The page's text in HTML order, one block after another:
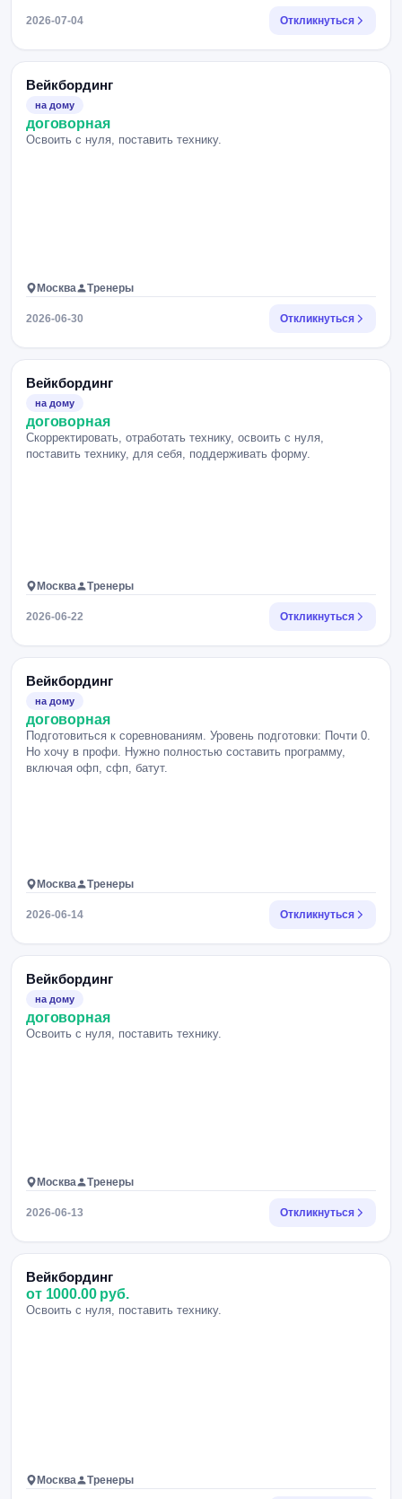
2026-07-04 Откликнуться
Вейкбординг
на дому
договорная
Освоить с нуля, поставить технику.
Москва Тренеры
2026-06-30 Откликнуться
Вейкбординг
на дому
договорная
Скорректировать, отработать технику, освоить с нуля,
поставить технику, для себя, поддерживать форму.
Москва Тренеры
2026-06-22 Откликнуться
Вейкбординг
на дому
договорная
Подготовиться к соревнованиям. Уровень подготовки: Почти 0.
Но хочу в профи. Нужно полностью составить программу,
включая офп, сфп, батут.
Москва Тренеры
2026-06-14 Откликнуться
Вейкбординг
на дому
договорная
Освоить с нуля, поставить технику.
Москва Тренеры
2026-06-13 Откликнуться
Вейкбординг
от 1000.00 руб.
Освоить с нуля, поставить технику.
Москва Тренеры